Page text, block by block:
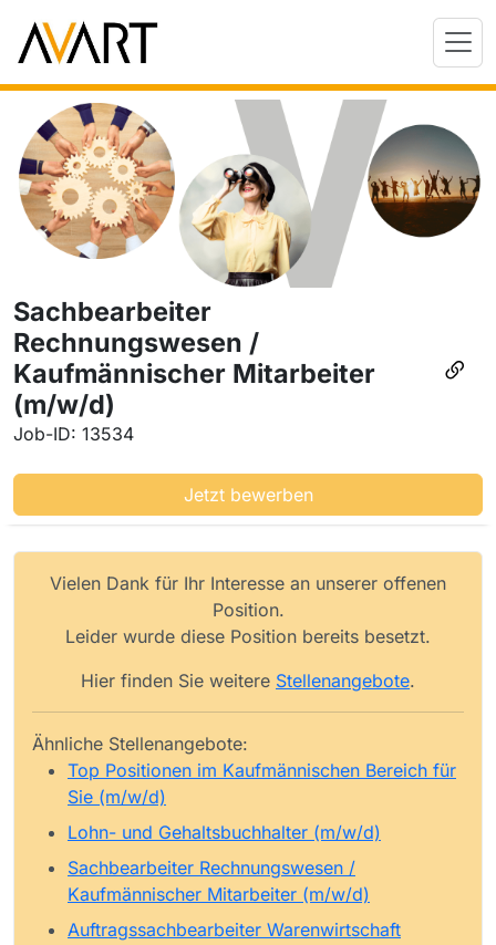
Sachbearbeiter
Rechnungswesen /
Kaufmännischer Mitarbeiter
(m/w/d)
Job-ID: 13534
Jetzt bewerben
Vielen Dank für Ihr Interesse an unserer offenen
Position.
Leider wurde diese Position bereits besetzt.
Hier finden Sie weitere Stellenangebote.
Ähnliche Stellenangebote:
Top Positionen im Kaufmännischen Bereich für
Sie (m/w/d)
Lohn- und Gehaltsbuchhalter (m/w/d)
Sachbearbeiter Rechnungswesen /
Kaufmännischer Mitarbeiter (m/w/d)
Auftragssachbearbeiter Warenwirtschaft